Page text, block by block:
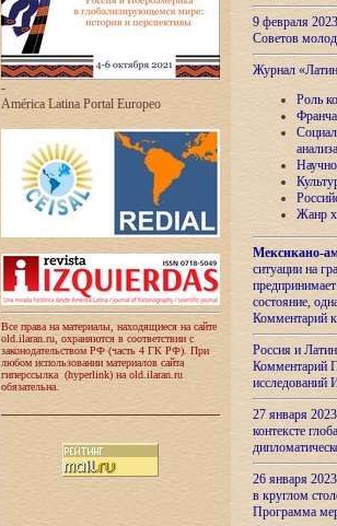
-
América Latina Portal Europeo
Все права на материалы, находящиеся на сайте
old.ilaran.ru, охраняются в соответствии с
законодательством РФ (часть 4 ГК РФ). При
любом использовании материалов сайта
гиперссылка (hyperlink) на old.ilaran.ru
обязательна.
9 февраля
Советов
Журнал
Роль
анализа
Жанр
Мексикано-
ситуации на
состояние,
Комментарий
Россия и
Комментарий
27 января
контексте
26 января
в круглом
Программа